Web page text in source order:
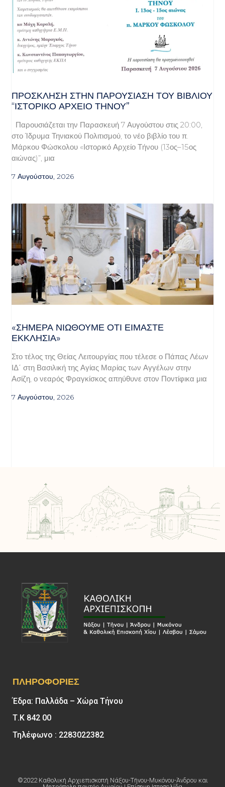
ΠΡΌΣΚΛΗΣΗ ΣΤΗΝ ΠΑΡΟΥΣΊΑΣΗ ΤΟΥ ΒΙΒΛΊΟΥ
“ΙΣΤΟΡΙΚΌ ΑΡΧΕΊΟ ΤΉΝΟΥ”
Παρουσιάζεται την Παρασκευή 7 Αυγούστου στις 20:00,
στο Ίδρυμα Τηνιακού Πολιτισμού, το νέο βιβλίο του π.
Μάρκου Φώσκολου «Ιστορικό Αρχείο Τήνου (13ος–15ος
αιώνας)”, μια
7 Αυγούστου, 2026
«ΣΉΜΕΡΑ ΝΙΏΘΟΥΜΕ ΌΤΙ ΕΊΜΑΣΤΕ
ΕΚΚΛΗΣΊΑ»
Στο τέλος της Θείας Λειτουργίας που τέλεσε ο Πάπας Λέων
ΙΔ΄ στη Βασιλική της Αγίας Μαρίας των Αγγέλων στην
Ασίζη, ο νεαρός Φραγκίσκος απηύθυνε στον Ποντίφικα μια
7 Αυγούστου, 2026
ΠΛΗΡΟΦΟΡΊΕΣ
Έδρα: Παλλάδα – Χώρα Τήνου
Τ.Κ 842 00
Τηλέφωνο : 2283022382
©2022 Καθολική Αρχιεπισκοπή Νάξου-Τήνου-Μυκόνου-Άνδρου και